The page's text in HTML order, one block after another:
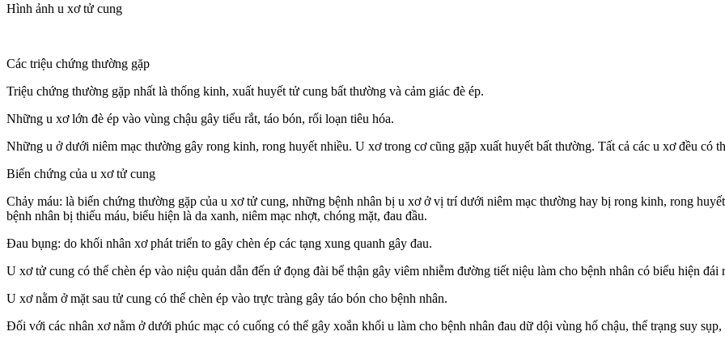
Hình ảnh u xơ tử cung
Các triệu chứng thường gặp
Triệu chứng thường gặp nhất là thống kinh, xuất huyết tử cung bất thường và cảm giác đè ép.
Những u xơ lớn đè ép vào vùng chậu gây tiểu rắt, táo bón, rối loạn tiêu hóa.
Những u ở dưới niêm mạc thường gây rong kinh, rong huyết nhiều. U xơ trong cơ cũng gặp xuất huyết bất thường. Tất cả các u xơ đều có
Biến chứng của u xơ tử cung
Chảy máu: là biến chứng thường gặp của u xơ tử cung, những bệnh nhân bị u xơ ở vị trí dưới niêm mạc thường hay bị rong kinh, rong
bệnh nhân bị thiếu máu, biểu hiện là da xanh, niêm mạc nhợt, chóng mặt, đau đầu.
Đau bụng: do khối nhân xơ phát triển to gây chèn ép các tạng xung quanh gây đau.
U xơ tử cung có thể chèn ép vào niệu quản dẫn đến ứ đọng đài bể thận gây viêm nhiễm đường tiết niệu làm cho bệnh nhân có biểu hiện đái
U xơ nằm ở mặt sau tử cung có thể chèn ép vào trực tràng gây táo bón cho bệnh nhân.
Đối với các nhân xơ nằm ở dưới phúc mạc có cuống có thể gây xoắn khối u làm cho bệnh nhân đau dữ dội vùng hố chậu, thể trạng suy